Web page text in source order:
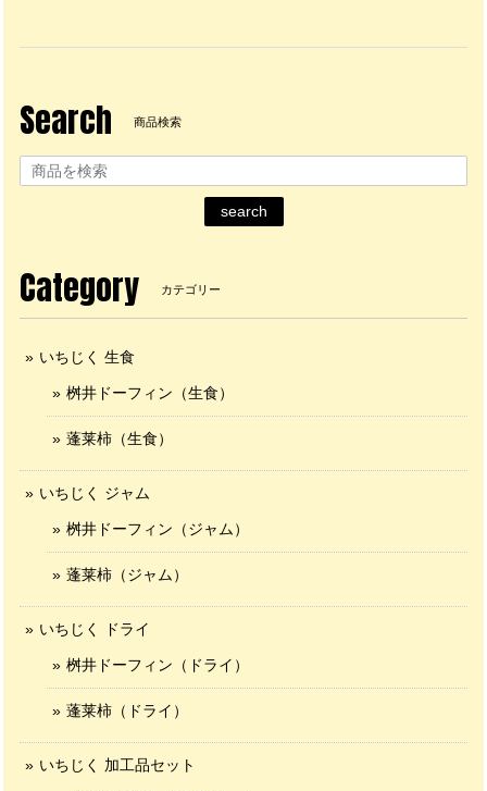
Search 商品検索
search
Category カテゴリー
いちじく 生食
桝井ドーフィン（生食）
蓬莱柿（生食）
いちじく ジャム
桝井ドーフィン（ジャム）
蓬莱柿（ジャム）
いちじく ドライ
桝井ドーフィン（ドライ）
蓬莱柿（ドライ）
いちじく 加工品セット